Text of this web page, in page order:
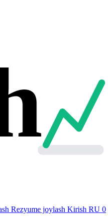
Rezyume joylash Kirish RU 0